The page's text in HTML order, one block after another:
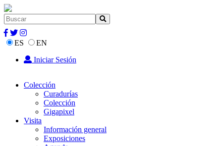
ES
EN
Iniciar Sesión
Colección
Curadurías
Colección
Gigapixel
Visita
Información general
Exposiciones